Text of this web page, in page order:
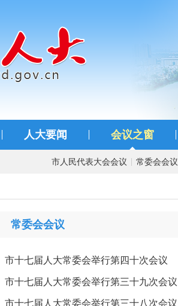
人大要闻 会议之窗
市人民代表大会会议 常委会会议
常委会会议
市十七届人大常委会举行第四十次会议
市十七届人大常委会举行第三十九次会议
市十七届人大常委会举行第三十八次会议